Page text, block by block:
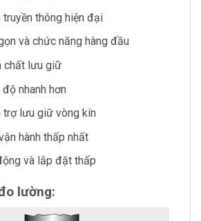
thông hiện đại
và chức năng hàng đầu
chất lưu giữ
nhanh hơn
trợ lưu giữ vòng kín
hành thấp nhất
và lắp đặt thấp
lường: